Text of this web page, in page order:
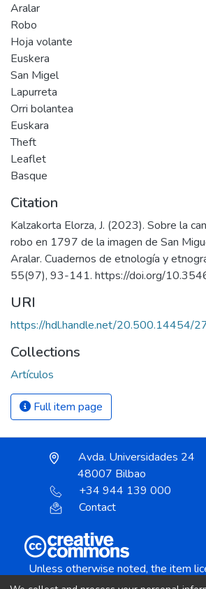
Aralar
Robo
Hoja volante
Euskera
San Migel
Lapurreta
Orri bolantea
Euskara
Theft
Leaflet
Basque
Citation
Kalzakorta Elorza, J. (2023). Sobre la
robo en 1797 de la imagen de San
Aralar. Cuadernos de etnología y
55(97), 93-141. https://doi.org/
URI
https://hdl.handle.net/20.500.14454/
Collections
Artículos
Full item page
Avda. Universidades 24
48007 Bilbao
+34 944 139 000
Contact
Unless otherwise noted, the item